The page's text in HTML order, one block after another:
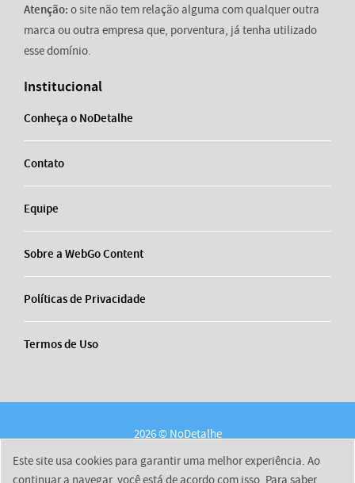
Atenção: o site não tem relação alguma com qualquer outra
marca ou outra empresa que, porventura, já tenha utilizado
esse domínio.
Institucional
Conheça o NoDetalhe
Contato
Equipe
Sobre a WebGo Content
Políticas de Privacidade
Termos de Uso
2026 © NoDetalhe
Sobre a WebGo Content
Políticas de Privacidade
Este site usa cookies para garantir uma melhor experiência. Ao
continuar a navegar, você está de acordo com isso. Para saber